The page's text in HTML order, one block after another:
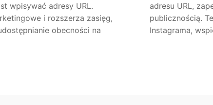
wpisywać adresy URL.
i rozszerza zasięg,
obecności na
adresu URL,
publicznością.
Instagrama,